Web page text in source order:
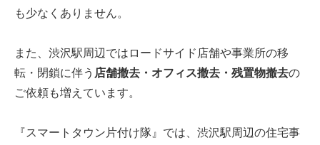
も少なくありません。
また、渋沢駅周辺ではロードサイド店舗や事業所の移
転・閉鎖に伴う 店舗撤去・オフィス撤去・残置物撤去の
ご依頼も増えています。
『スマートタウン片付け隊』では、渋沢駅周辺の住宅事